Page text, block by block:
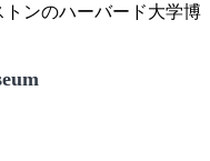
トンのハーバード大学博